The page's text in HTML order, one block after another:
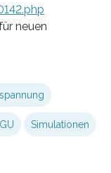
neuen
Simulationen